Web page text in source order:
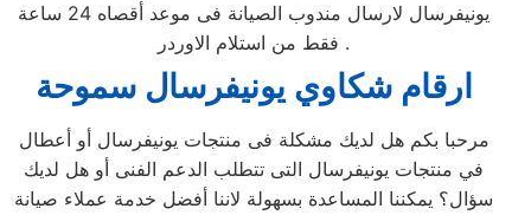
يونيفرسال لارسال مندوب الصيانة فى موعد أقصاه 24 ساعة
فقط من استلام الاوردر .
ارقام شكاوي يونيفرسال سموحة
مرحبا بكم هل لديك مشكلة فى منتجات يونيفرسال أو أعطال
في منتجات يونيفرسال التى تتطلب الدعم الفنى أو هل لديك
سؤال؟ يمكننا المساعدة بسهولة لاننا أفضل خدمة عملاء صيانة